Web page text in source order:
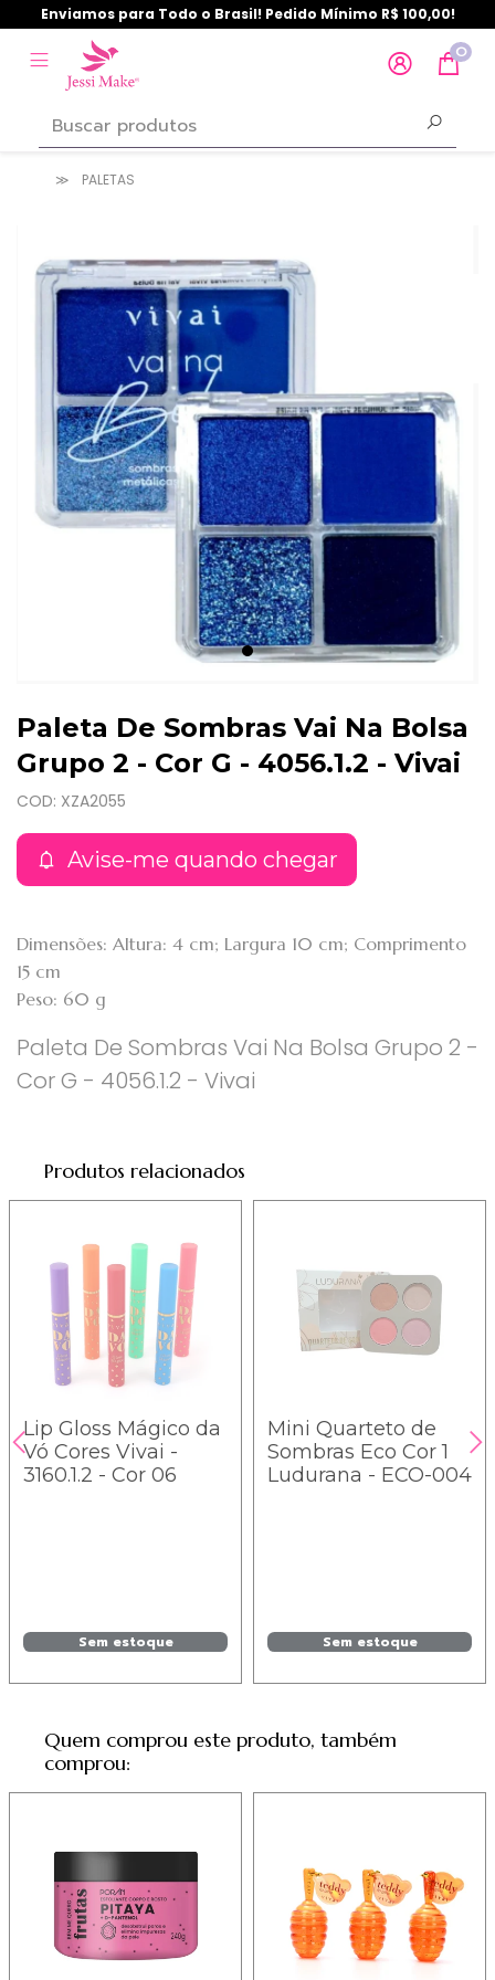
Enviamos para Todo o Brasil! Pedido Mínimo R$ 100,00!
0
PALETAS
Paleta De Sombras Vai Na Bolsa
Grupo 2 - Cor G - 4056.1.2 - Vivai
COD: XZA2055
Avise-me quando chegar
Dimensões: Altura: 4 cm; Largura 10 cm; Comprimento
15 cm
Peso: 60 g
Paleta De Sombras Vai Na Bolsa Grupo 2 -
Cor G - 4056.1.2 - Vivai
Produtos relacionados
Lip Gloss Mágico da
Vó Cores Vivai -
3160.1.2 - Cor 06
Sem estoque
Mini Quarteto de
Sombras Eco Cor 1
Ludurana - ECO-004
Sem estoque
Quem comprou este produto, também
comprou: